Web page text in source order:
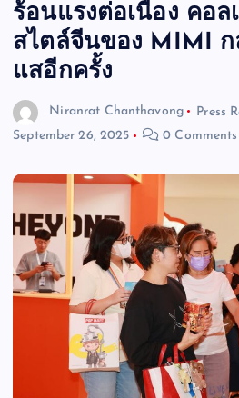
ร้อนแรงต่อเนื่อง คอล
สไตล์จีนของ MIMI ก
แสอีกครั้ง
Niranrat Chanthavong
Press
September 26, 2025
0 Comments